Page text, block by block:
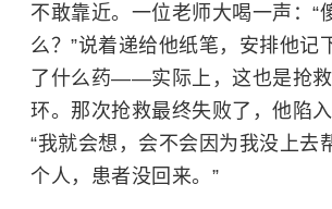
不敢靠近。一位老师大喝一声：“
么？”说着递给他纸笔，安排他记
了什么药——实际上，这也是抢
环。那次抢救最终失败了，他陷入
“我就会想，会不会因为我没上去
个人，患者没回来。”